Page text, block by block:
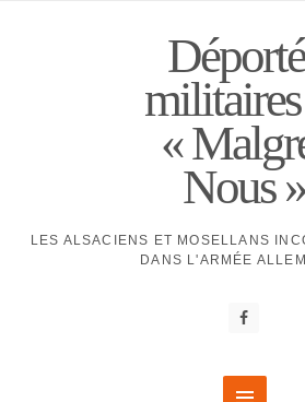
«
Nous »
LES ALSACIENS ET MOSELLANS
DANS L'ARMÉE